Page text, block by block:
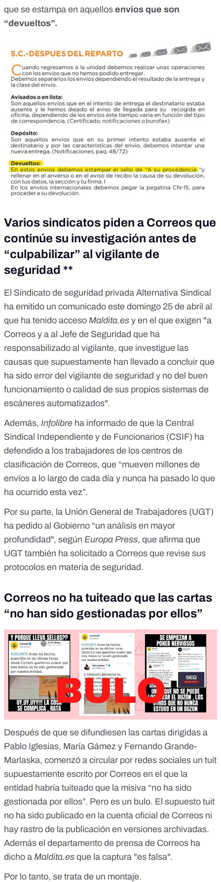
que se estampa en aquellos envíos que son
“devueltos”.
Varios sindicatos piden a Correos que
continúe su investigación antes de
“culpabilizar” al vigilante de
seguridad **
El Sindicato de seguridad privada Alternativa Sindical
ha emitido un comunicado este domingo 25 de abril al
que ha tenido acceso Maldita.es y en el que exigen "a
Correos y a al Jefe de Seguridad que ha
responsabilizado al vigilante, que investigue las
causas que supuestamente han llevado a concluir que
ha sido error del vigilante de seguridad y no del buen
funcionamiento o calidad de sus propios sistemas de
escáneres automatizados".
Además, Infolibre ha informado de que la Central
Sindical Independiente y de Funcionarios (CSIF) ha
defendido a los trabajadores de los centros de
clasificación de Correos, que “mueven millones de
envíos a lo largo de cada día y nunca ha pasado lo que
ha ocurrido esta vez”.
Por su parte, la Unión General de Trabajadores (UGT)
ha pedido al Gobierno “un análisis en mayor
profundidad", según Europa Press, que afirma que
UGT también ha solicitado a Correos que revise sus
protocolos en materia de seguridad.
Correos no ha tuiteado que las cartas
“no han sido gestionadas por ellos”
Después de que se difundiesen las cartas dirigidas a
Pablo Iglesias, María Gámez y Fernando Grande-
Marlaska, comenzó a circular por redes sociales un tuit
supuestamente escrito por Correos en el que la
entidad habría tuiteado que la misiva “no ha sido
gestionada por ellos”. Pero es un bulo. El supuesto tuit
no ha sido publicado en la cuenta oficial de Correos ni
hay rastro de la publicación en versiones archivadas.
Además el departamento de prensa de Correos ha
dicho a Maldita.es que la captura "es falsa".
Por lo tanto, se trata de un montaje.